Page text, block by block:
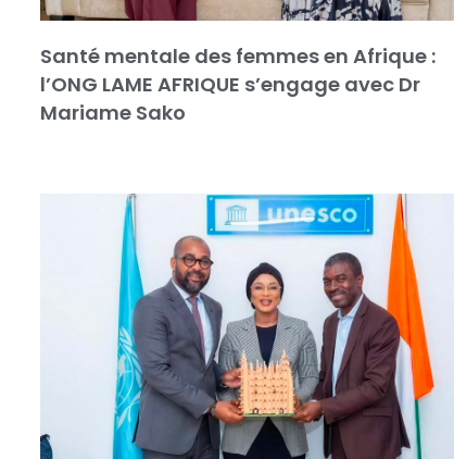
Santé mentale des femmes en Afrique :
l’ONG LAME AFRIQUE s’engage avec Dr
Mariame Sako